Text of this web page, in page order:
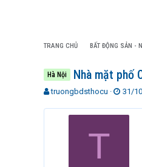
TRANG CHỦ BẤT ĐỘNG SẢN -
Hà Nội Nhà mặt phố
T
truongbdsthocu
N
à
31/
T